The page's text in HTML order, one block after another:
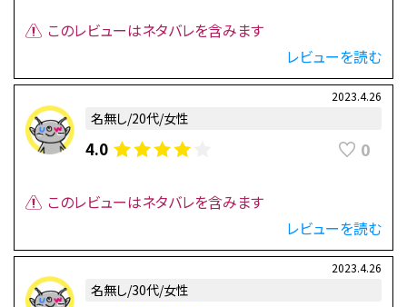
このレビューはネタバレを含みます
レビューを読む
2023.4.26
名無し/20代/女性
4.0 0
このレビューはネタバレを含みます
レビューを読む
2023.4.26
名無し/30代/女性